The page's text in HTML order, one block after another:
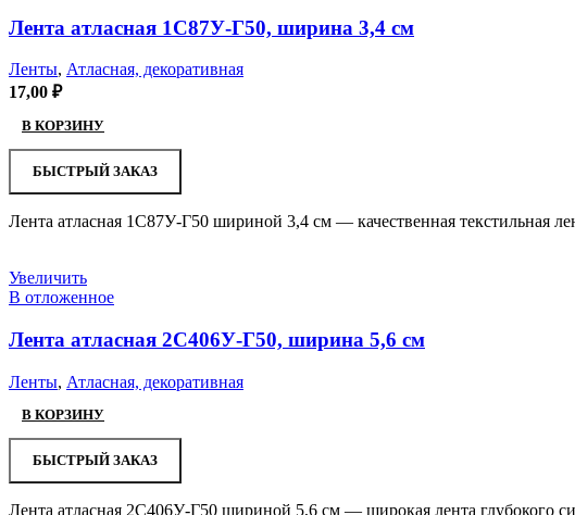
Лента атласная 1С87У-Г50, ширина 3,4 см
Ленты, Атласная, декоративная
17,00 ₽
В КОРЗИНУ
БЫСТРЫЙ ЗАКАЗ
Лента атласная 1С87У-Г50 шириной 3,4 см — качественная текстильная
Увеличить
В отложенное
Лента атласная 2С406У-Г50, ширина 5,6 см
Ленты, Атласная, декоративная
В КОРЗИНУ
БЫСТРЫЙ ЗАКАЗ
Лента атласная 2С406У-Г50 шириной 5,6 см — широкая лента глубокого